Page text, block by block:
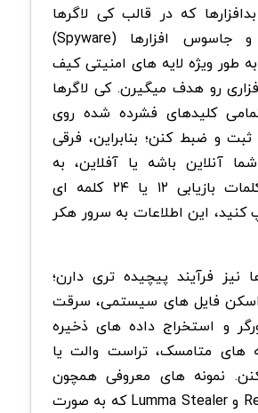
که در قالب کی لاگرها
(Keyloggers) و جاسوس افزارها (Spyware)
طور ویژه لایه های امنیتی کیف
رو هدف میگیرن. کی لاگرها
کلیدهای فشرده شده روی
و ضبط کنن؛ بنابراین، فرقی
آنلاین باشه یا آفلاین، به
محض اینکه کلمات بازیابی ۱۲ یا ۲۴ کلمه ای
کنید، این اطلاعات به سرور هکر
نیز فرآیند پیچیده تری دارن؛
اسکن فایل های سیستمی، سرقت
و استخراج داده های ذخیره
های متامسک، تراست والت یا
نمونه های معروفی همچون
RedLine Stealer و Lumma Stealer که به صورت